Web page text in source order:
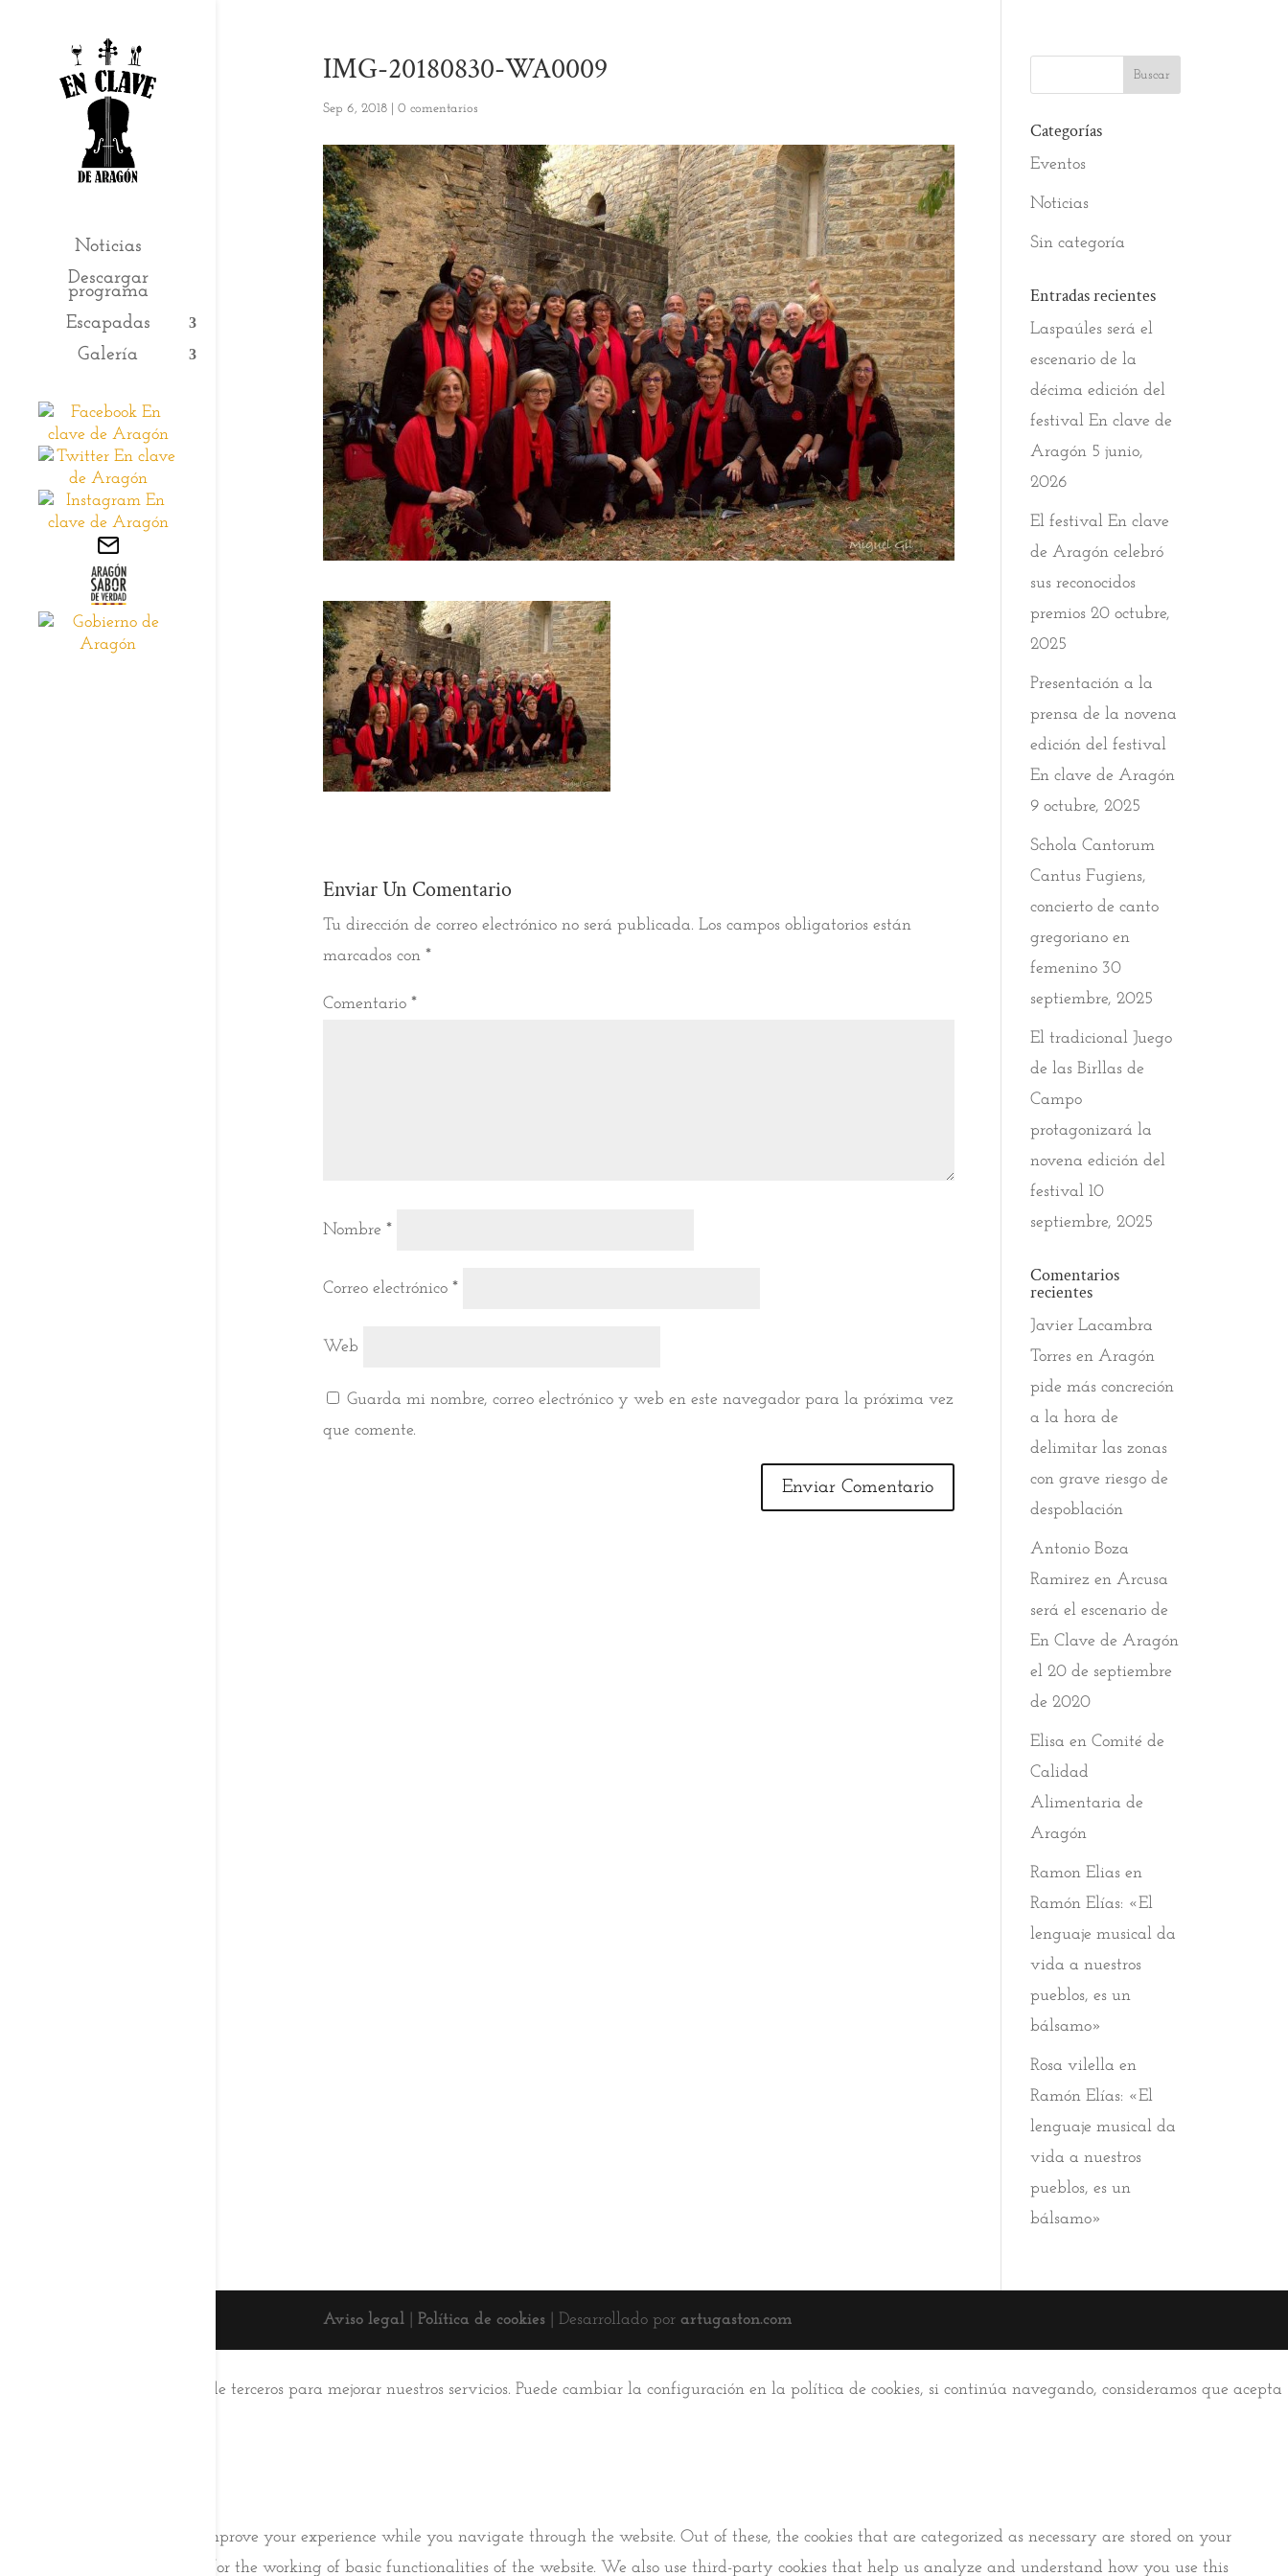
Noticias
Descargar
programa
Escapadas
Galería
IMG-20180830-WA0009
Sep 6, 2018| 0 comentarios
Enviar Un Comentario
Tu dirección de correo electrónico no será publicada. Los campos obligatorios están
marcados con *
Comentario *
Nombre *
Correo electrónico *
Web
Guarda mi nombre, correo electrónico y web en este navegador para la próxima vez
que comente.
Categorías
Eventos
Noticias
Sin categoría
Entradas recientes
Laspaúles será el
escenario de la
décima edición del
festival En clave de
Aragón 5 junio,
2026
El festival En clave
de Aragón celebró
sus reconocidos
premios 20 octubre,
2025
Presentación a la
prensa de la novena
edición del festival
En clave de Aragón
9 octubre, 2025
Schola Cantorum
Cantus Fugiens,
concierto de canto
gregoriano en
femenino 30
septiembre, 2025
El tradicional Juego
de las Birllas de
Campo
protagonizará la
novena edición del
festival 10
septiembre, 2025
Comentarios
recientes
Javier Lacambra
Torres enAragón
pide más concreción
a la hora de
delimitar las zonas
con grave riesgo de
despoblación
Antonio Boza
Ramirez enArcusa
será el escenario de
En Clave de Aragón
el 20 de septiembre
de 2020
Elisa enComité de
Calidad
Alimentaria de
Aragón
Ramon Elias en
Ramón Elías: «El
lenguaje musical da
vida a nuestros
pueblos, es un
bálsamo»
Rosa vilella en
Ramón Elías: «El
lenguaje musical da
vida a nuestros
pueblos, es un
bálsamo»
Aviso legal| Política de cookies| Desarrollado por artugaston.com
Utilizamos cookies propias y de terceros para mejorar nuestros servicios. Puede cambiar la configuración en la política de cookies, si continúa navegando, consideramos que acepta
This website uses cookies to improve your experience while you navigate through the website. Out of these, the cookies that are categorized as necessary are stored on your
browser as they are essential for the working of basic functionalities of the website. We also use third-party cookies that help us analyze and understand how you use this